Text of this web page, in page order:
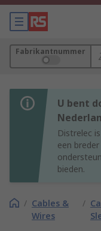
Fabrikantnummer
U bent
Distrelec
een
bieden.
/ Cables &
Wires
/